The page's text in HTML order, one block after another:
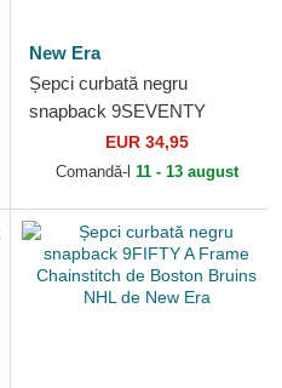
New Era
Șepci curbată negru
snapback 9SEVENTY
Stretch Snap Stated de Los
Angeles Kings NHL de New
EUR 34,95
Comandă-l 11 - 13 august